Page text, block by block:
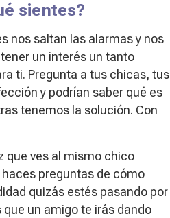
sientes?
nos saltan las alarmas y nos
un interés un tanto
ti. Pregunta a tus chicas, tus
y podrían saber qué es
tenemos la solución. Con
que ves al mismo chico
preguntas de cómo
quizás estés pasando por
un amigo te irás dando